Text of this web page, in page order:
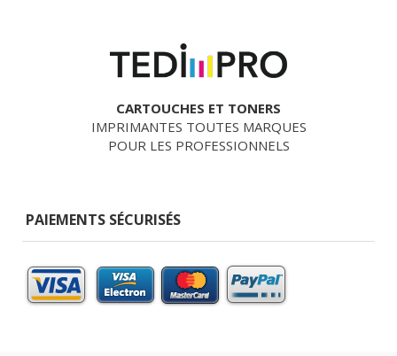
CARTOUCHES ET TONERS
IMPRIMANTES TOUTES MARQUES
POUR LES PROFESSIONNELS
PAIEMENTS SÉCURISÉS